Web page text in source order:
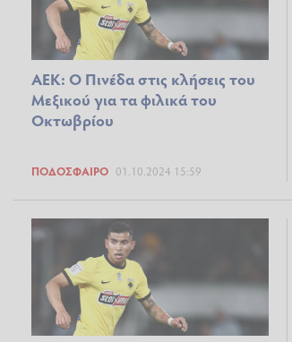
ΑΕΚ: Ο Πινέδα στις κλήσεις του
Μεξικού για τα φιλικά του
Οκτωβρίου
ΠΟΔΌΣΦΑΙΡΟ 01.10.2024 15:59